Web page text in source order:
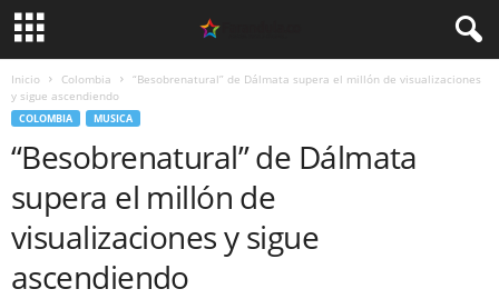
Inicio Colombia
“Besobrenatural” de Dálmata supera el millón de visualizaciones
y sigue ascendiendo
COLOMBIA MUSICA
“Besobrenatural” de Dálmata
supera el millón de
visualizaciones y sigue
ascendiendo